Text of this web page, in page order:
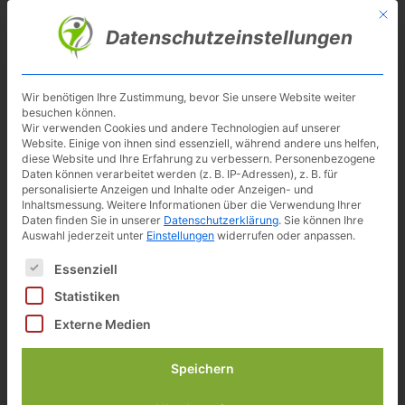
Skip
Besuche meinen Youtube-Kanal ▶︎
Wahoo KICKR Smart Bike 2
Alle (3) anzeigen
Preisvergleich
3.999,00 €
inkl. 19% gesetzlicher MwSt.
Zuletzt aktualisiert am: 7. August 2026 00:54
Zuletzt aktualisiert am: 7. August 2026 00:54
Mit
Datenschutzeinstellungen
Wir benötigen Ihre Zustimmung, bevor Sie unsere Website weiter
besuchen können.
Wir verwenden Cookies und andere Technologien auf unserer
Website. Einige von ihnen sind essenziell, während andere uns helfen,
diese Website und Ihre Erfahrung zu verbessern. Personenbezogene
Daten können verarbeitet werden (z. B. IP-Adressen), z. B. für
personalisierte Anzeigen und Inhalte oder Anzeigen- und
Inhaltsmessung. Weitere Informationen über die Verwendung Ihrer
Daten finden Sie in unserer Datenschutzerklärung. Sie können Ihre
Auswahl jederzeit unter Einstellungen widerrufen oder anpassen.
Es folgt eine Liste der Service-Gruppen, für die eine
Essenziell
Statistiken
Externe Medien
Speichern